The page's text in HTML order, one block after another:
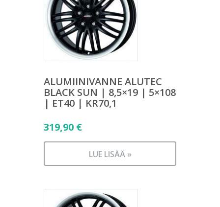
ALUMIINIVANNE ALUTEC
BLACK SUN | 8,5×19 | 5×108
| ET40 | KR70,1
319,90 €
LUE LISÄÄ »